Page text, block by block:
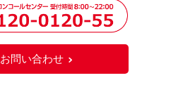
お問い合わせ